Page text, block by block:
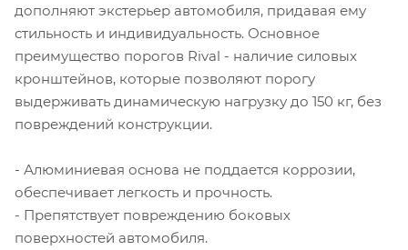
дополняют экстерьер автомобиля, придавая ему
стильность и индивидуальность. Основное
преимущество порогов Rival - наличие силовых
кронштейнов, которые позволяют порогу
выдерживать динамическую нагрузку до 150 кг, без
повреждений конструкции.
- Алюминиевая основа не поддается коррозии,
обеспечивает легкость и прочность.
- Препятствует повреждению боковых
поверхностей автомобиля.